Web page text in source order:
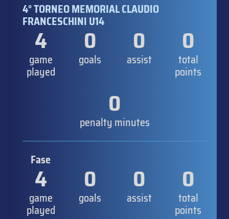
4° TORNEO MEMORIAL CLAUDIO
FRANCESCHINI U14
4
game
played
0
goals
0
assist
0
total
points
0
penalty minutes
Fase
4
game
played
0
goals
0
assist
0
total
points